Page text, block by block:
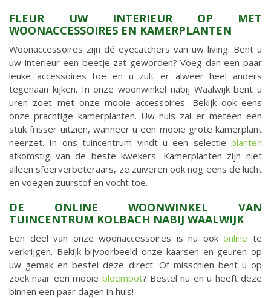
FLEUR UW INTERIEUR OP MET
WOONACCESSOIRES EN KAMERPLANTEN
Woonaccessoires zijn dé eyecatchers van uw living. Bent u
uw interieur een beetje zat geworden? Voeg dan een paar
leuke accessoires toe en u zult er alweer heel anders
tegenaan kijken. In onze woonwinkel nabij Waalwijk bent u
uren zoet met onze mooie accessoires. Bekijk ook eens
onze prachtige kamerplanten. Uw huis zal er meteen een
stuk frisser uitzien, wanneer u een mooie grote kamerplant
neerzet. In ons tuincentrum vindt u een selectie planten
afkomstig van de beste kwekers. Kamerplanten zijn niet
alleen sfeerverbeteraars, ze zuiveren ook nog eens de lucht
en voegen zuurstof en vocht toe.
DE ONLINE WOONWINKEL VAN
TUINCENTRUM KOLBACH NABIJ WAALWIJK
Een deel van onze woonaccessoires is nu ookonline te
verkrijgen. Bekijk bijvoorbeeld onze kaarsen en geuren op
uw gemak en bestel deze direct. Of misschien bent u op
zoek naar een mooie bloempot? Bestel nu en u heeft deze
binnen een paar dagen in huis!